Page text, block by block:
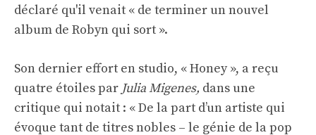
déclaré qu'il venait « de terminer un nouvel
album de Robyn qui sort ».
Son dernier effort en studio, « Honey », a reçu
quatre étoiles par Julia Migenes, dans une
critique qui notait : « De la part d’un artiste qui
évoque tant de titres nobles – le génie de la pop